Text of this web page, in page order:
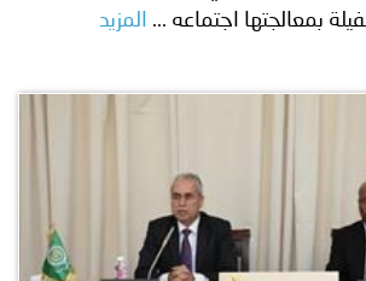
بمعالجتها اجتماعه ...
المزيد